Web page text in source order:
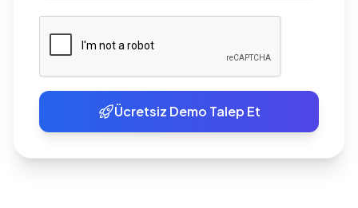
Ücretsiz Demo Talep Et